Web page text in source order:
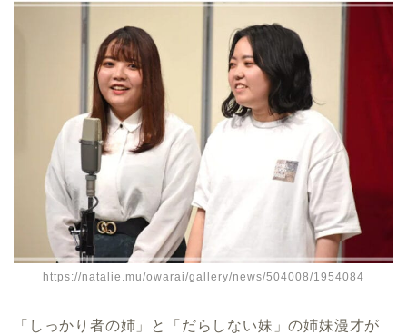
https://natalie.mu/owarai/gallery/news/504008/1954084
「しっかり者の姉」と「だらしない妹」の姉妹漫才が